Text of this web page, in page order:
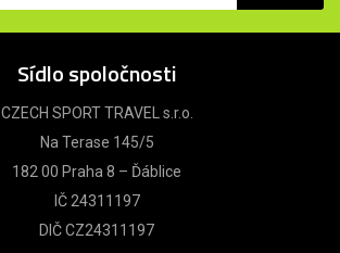
Sídlo spoločnosti
CZECH SPORT TRAVEL s.r.o.
Na Terase 145/5
182 00 Praha 8 – Ďáblice
IČ 24311197
DIČ CZ24311197